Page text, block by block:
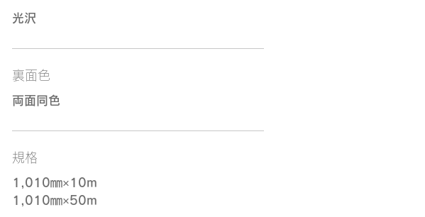
光沢
裏面色
両面同色
規格
1,010㎜×10m
1,010㎜×50m